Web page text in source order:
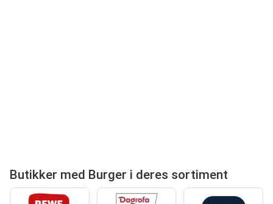
Butikker med Burger i deres sortiment